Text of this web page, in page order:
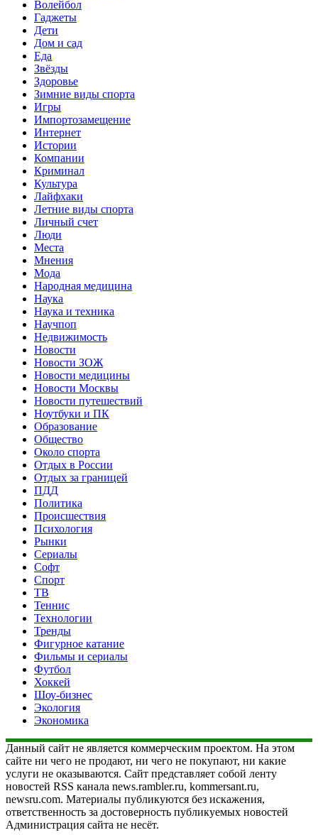
Волейбол
Гаджеты
Дети
Дом и сад
Еда
Звёзды
Здоровье
Зимние виды спорта
Игры
Импортозамещение
Интернет
Истории
Компании
Криминал
Культура
Лайфхаки
Летние виды спорта
Личный счет
Люди
Места
Мнения
Мода
Народная медицина
Наука
Наука и техника
Научпоп
Недвижимость
Новости
Новости ЗОЖ
Новости медицины
Новости Москвы
Новости путешествий
Ноутбуки и ПК
Образование
Общество
Около спорта
Отдых в России
Отдых за границей
ПДД
Политика
Происшествия
Психология
Рынки
Сериалы
Софт
Спорт
ТВ
Теннис
Технологии
Тренды
Фигурное катание
Фильмы и сериалы
Футбол
Хоккей
Шоу-бизнес
Экология
Экономика
Данный сайт не является коммерческим проектом. На этом
сайте ни чего не продают, ни чего не покупают, ни какие
услуги не оказываются. Сайт представляет собой ленту
новостей RSS канала news.rambler.ru, kommersant.ru,
newsru.com. Материалы публикуются без искажения,
ответственность за достоверность публикуемых новостей
Администрация сайта не несёт.